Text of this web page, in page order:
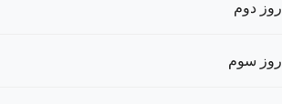
روز دوم
روز سوم